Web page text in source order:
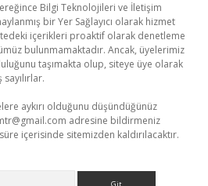
Bilgi Teknolojileri ve İletişim
bir Yer Sağlayıcı olarak hizmet
içerikleri proaktif olarak denetleme
bulunmamaktadır. Ancak, üyelerimiz
taşımakta olup, siteye üye olarak
aykırı olduğunu düşündüğünüz
adresine bildirmeniz
içerisinde sitemizden kaldırılacaktır.